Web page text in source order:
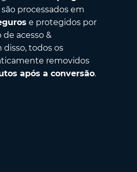
processados em
e protegidos por
acesso &
todos os
removidos
após a conversão.